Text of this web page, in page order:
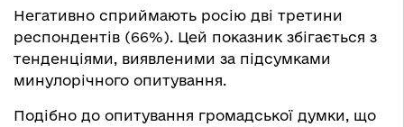
Негативно сприймають росію дві третини
респондентів (66%). Цей показник збігається з
тенденціями, виявленими за підсумками
минулорічного опитування.
Подібно до опитування громадської думки, що